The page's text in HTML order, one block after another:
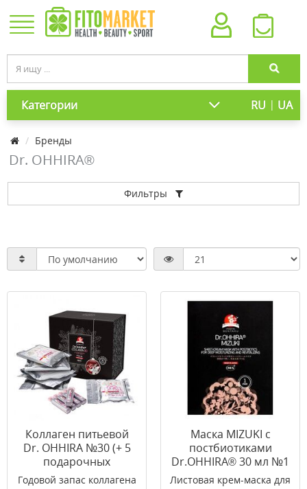
Категории RU | UA
Бренды
Dr. OHHIRA®
Фильтры
Коллаген питьевой
Dr. OHHIRA №30 (+ 5
подарочных
флаконов)
Годовой запас коллагена
Маска MIZUKI с
постбиотиками
Dr.OHHIRA® 30 мл №1
Листовая крем-маска для